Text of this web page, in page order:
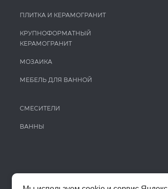
ПЛИТКА И КЕРАМОГРАНИТ
КРУПНОФОРМАТНЫЙ
КЕРАМОГРАНИТ
МОЗАИКА
МЕБЕЛЬ ДЛЯ ВАННОЙ
СМЕСИТЕЛИ
ВАННЫ